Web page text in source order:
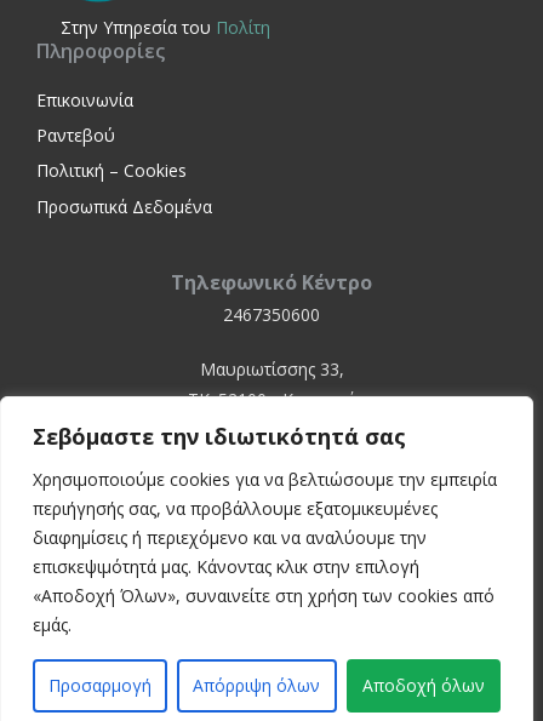
Σεβόμαστε την ιδιωτικότητά σας
Χρησιμοποιούμε cookies για να βελτιώσουμε την εμπειρία
περιήγησής σας, να προβάλλουμε εξατομικευμένες
διαφημίσεις ή περιεχόμενο και να αναλύουμε την
επισκεψιμότητά μας. Κάνοντας κλικ στην επιλογή
«Αποδοχή Όλων», συναινείτε στη χρήση των cookies από
εμάς.
Προσαρμογή Απόρριψη όλων Αποδοχή όλων
Στην Yπηρεσία του Πολίτη
Πληροφορίες
Επικοινωνία
Ραντεβού
Πολιτική – Cookies
Προσωπικά Δεδομένα
Τηλεφωνικό Κέντρο
2467350600
Μαυριωτίσσης 33,
ΤΚ. 52100 - Καστοριά